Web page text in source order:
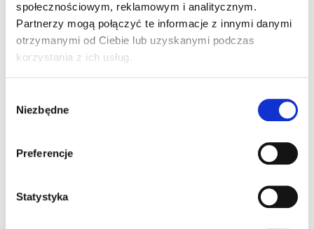
społecznościowym, reklamowym i analitycznym.
Partnerzy mogą połączyć te informacje z innymi danymi
otrzymanymi od Ciebie lub uzyskanymi podczas
korzystania z ich usług.
zgody
Niezbędne
Preferencje
Statystyka
Oświetlacz niebieski LTM 034-602 S72L 60D
BLU 475nm